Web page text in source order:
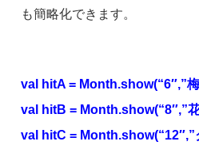
も簡略化できます。
val hitA = Month.show(“6″,”
val hitB = Month.show(“8″,”
val hitC = Month.show(“12″,”